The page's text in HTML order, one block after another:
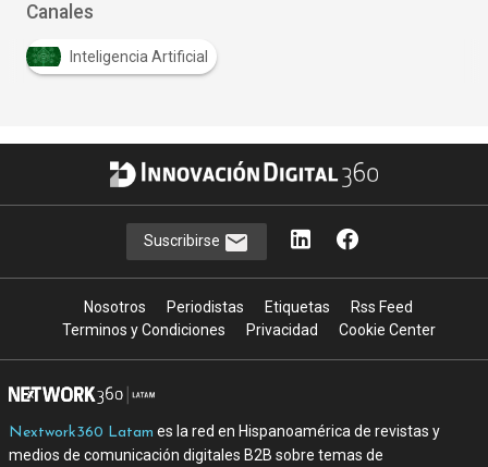
Canales
Inteligencia Artificial
Suscribirse
Nosotros Periodistas Etiquetas
Rss Feed
Terminos y Condiciones
Privacidad Cookie Center
Nextwork360 Latam es la red en Hispanoamérica de revistas y
medios de comunicación digitales B2B sobre temas de